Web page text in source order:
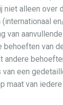
niet alleen over
van
behoeften van
een
maat van